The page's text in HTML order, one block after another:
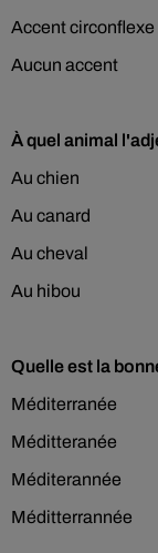
Accent circonflexe
Aucun accent
À quel animal
Au chien
Au canard
Au cheval
Au hibou
Quelle est la
Méditerranée
Méditteranée
Méditerannée
Méditterrannée